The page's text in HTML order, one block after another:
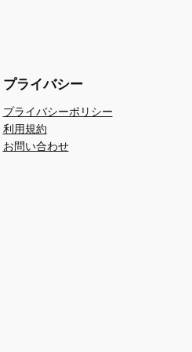
プライバシー
プライバシーポリシー
利用規約
お問い合わせ